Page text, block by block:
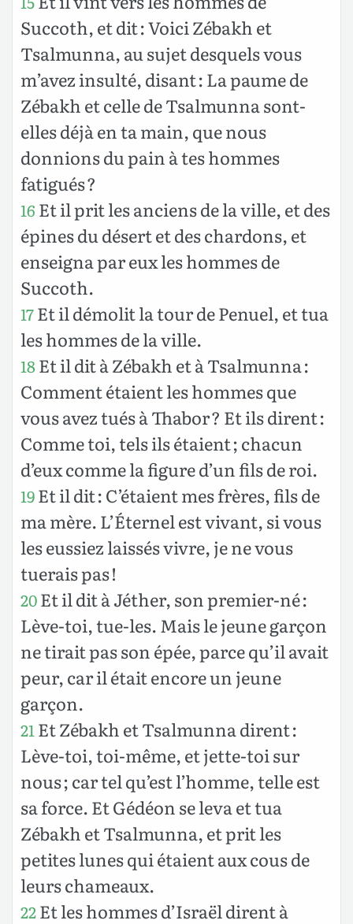
Succoth, et dit : Voici Zébakh et
Tsalmunna, au sujet desquels vous
m’avez insulté, disant : La paume de
Zébakh et celle de Tsalmunna sont-
elles déjà en ta main, que nous
donnions du pain à tes hommes
fatigués ?
16 Et il prit les anciens de la ville, et des
épines du désert et des chardons, et
enseigna par eux les hommes de
Succoth.
17Et il démolit la tour de Penuel, et tua
les hommes de la ville.
18Et il dit à Zébakh et à Tsalmunna :
Comment étaient les hommes que
vous avez tués à Thabor ? Et ils dirent :
Comme toi, tels ils étaient ; chacun
d’eux comme la figure d’un fils de roi.
19Et il dit : C’étaient mes frères, fils de
ma mère. L’Éternel est vivant, si vous
les eussiez laissés vivre, je ne vous
tuerais pas !
20Et il dit à Jéther, son premier-né :
Lève-toi, tue-les. Mais le jeune garçon
ne tirait pas son épée, parce qu’il avait
peur, car il était encore un jeune
garçon.
21 Et Zébakh et Tsalmunna dirent :
Lève-toi, toi-même, et jette-toi sur
nous ; car tel qu’est l’homme, telle est
sa force. Et Gédéon se leva et tua
Zébakh et Tsalmunna, et prit les
petites lunes qui étaient aux cous de
leurs chameaux.
22Et les hommes d’Israël dirent à